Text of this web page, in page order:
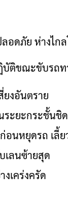
อดภัย ห่างไกล
บัติขณะขับรถ
ยงอันตราย
ระยะกระชั้นชิด
นหยุดรถ เลี้ย
เลนซ้ายสุด
งเคร่งครัด